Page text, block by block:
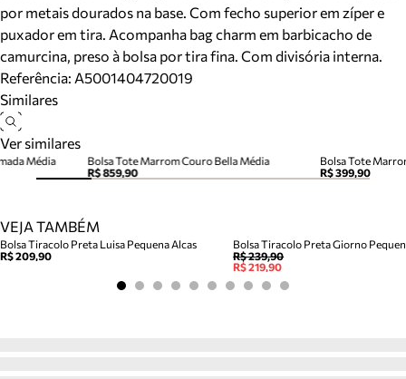
por metais dourados na base. Com fecho superior em zíper e
puxador em tira. Acompanha bag charm em barbicacho de
camurcina, preso à bolsa por tira fina. Com divisória interna.
Referência: A5001404720019
Similares
Ver similares
Bolsa Tote Marrom Couro Bella Média
R$ 859,90
Bolsa Tote
R$ 399,90
Média
VEJA TAMBÉM
Bolsa Tiracolo Preta Luisa Pequena Alcas
R$ 209,90
Bolsa Tiracolo Preta Giorno
R$ 239,90
R$ 219,90